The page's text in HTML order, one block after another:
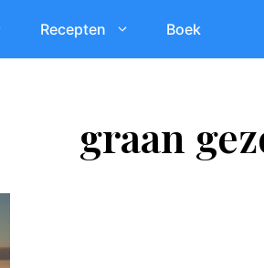
Recepten Boek
graan